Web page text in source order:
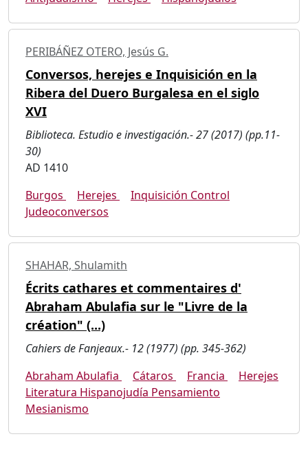
PERIBÁÑEZ OTERO, Jesús G.
Conversos, herejes e Inquisición en la
Ribera del Duero Burgalesa en el siglo
XVI
Biblioteca. Estudio e investigación.- 27 (2017) (pp.11-
30)
AD 1410
Burgos
Herejes
Inquisición Control
Judeoconversos
SHAHAR, Shulamith
Écrits cathares et commentaires d'
Abraham Abulafia sur le "Livre de la
création" (...)
Cahiers de Fanjeaux.- 12 (1977) (pp. 345-362)
Abraham Abulafia
Cátaros Francia
Herejes
Literatura Hispanojudía Pensamiento
Mesianismo